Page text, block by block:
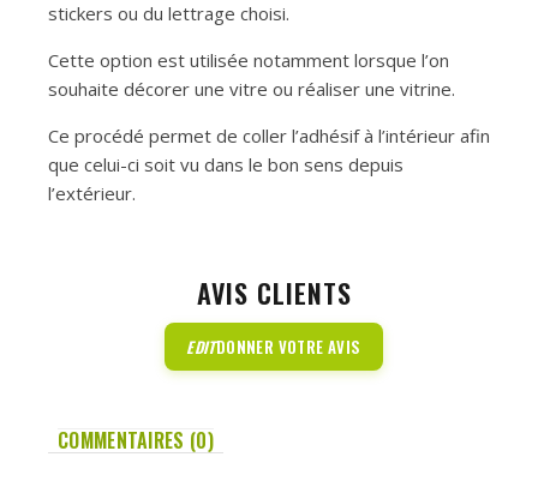
stickers ou du lettrage choisi.
Cette option est utilisée notamment lorsque l’on
souhaite décorer une vitre ou réaliser une vitrine.
Ce procédé permet de coller l’adhésif à l’intérieur afin
que celui-ci soit vu dans le bon sens depuis
l’extérieur.
AVIS CLIENTS
EDITDONNER VOTRE AVIS
COMMENTAIRES (0)